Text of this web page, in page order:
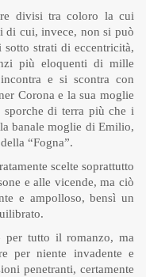
divisi tra coloro la cui
di cui, invece, non si può
strati di eccentricità,
più eloquenti di mille
e si scontra con
Corona e la sua moglie
sporche di terra più che i
banale moglie di Emilio,
“Fogna”.
scelte soprattutto
e alle vicende, ma ciò
e ampolloso, bensì un
per tutto il romanzo, ma
per niente invadente e
penetranti, certamente